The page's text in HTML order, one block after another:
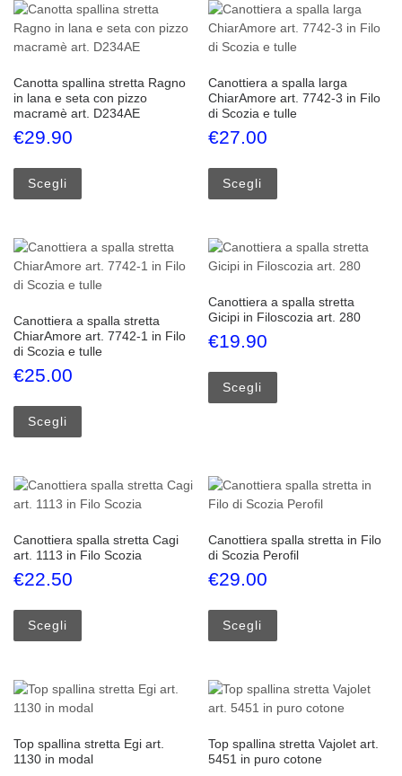
Canotta spallina stretta Ragno
in lana e seta con pizzo
macramè art. D234AE
€29.90
Scegli
Canottiera a spalla larga
ChiarAmore art. 7742-3 in Filo
di Scozia e tulle
€27.00
Scegli
Canottiera a spalla stretta
ChiarAmore art. 7742-1 in Filo
di Scozia e tulle
€25.00
Scegli
Questo prodotto ha più varianti. Le opzioni possono
Canottiera a spalla stretta
Gicipi in Filoscozia art. 280
€19.90
Scegli
Canottiera spalla stretta Cagi
art. 1113 in Filo Scozia
€22.50
Scegli
Canottiera spalla stretta in Filo
di Scozia Perofil
€29.00
Scegli
Top spallina stretta Egi art.
1130 in modal
Top spallina stretta Vajolet art.
5451 in puro cotone